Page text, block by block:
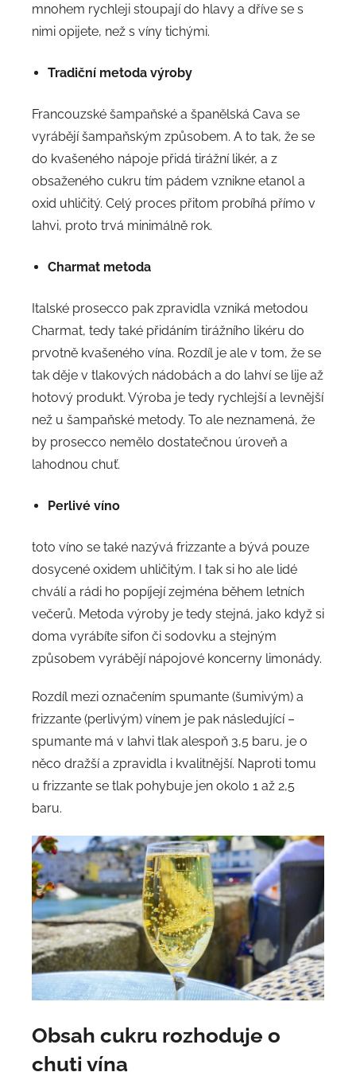
mnohem rychleji stoupají do hlavy a dříve se s
nimi opijete, než s víny tichými.
Tradiční metoda výroby
Francouzské šampaňské a španělská Cava se
vyrábějí šampaňským způsobem. A to tak, že se
do kvašeného nápoje přidá tirážní likér, a z
obsaženého cukru tím pádem vznikne etanol a
oxid uhličitý. Celý proces přitom probíhá přímo v
lahvi, proto trvá minimálně rok.
Charmat metoda
Italské prosecco pak zpravidla vzniká metodou
Charmat, tedy také přidáním tirážního likéru do
prvotně kvašeného vína. Rozdíl je ale v tom, že se
tak děje v tlakových nádobách a do lahví se lije až
hotový produkt. Výroba je tedy rychlejší a levnější
než u šampaňské metody. To ale neznamená, že
by prosecco nemělo dostatečnou úroveň a
lahodnou chuť.
Perlivé víno
toto víno se také nazývá frizzante a bývá pouze
dosycené oxidem uhličitým. I tak si ho ale lidé
chválí a rádi ho popíjejí zejména během letních
večerů. Metoda výroby je tedy stejná, jako když si
doma vyrábíte sifon či sodovku a stejným
způsobem vyrábějí nápojové koncerny limonády.
Rozdíl mezi označením spumante (šumivým) a
frizzante (perlivým) vínem je pak následující –
spumante má v lahvi tlak alespoň 3,5 baru, je o
něco dražší a zpravidla i kvalitnější. Naproti tomu
u frizzante se tlak pohybuje jen okolo 1 až 2,5
baru.
Obsah cukru rozhoduje o
chuti vína